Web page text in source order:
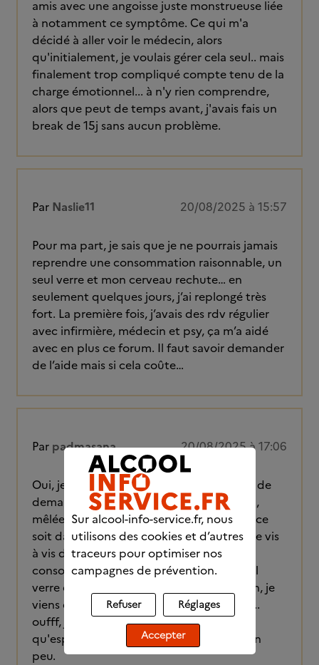
amis avec une angoisse juste monstrueuse liée
à notamment ce symptôme. Ce qui m'a
décidé à aller voir le médecin, alors
qu'initialement, je voulais gérer cela seul.. mais
finalement trop compliqué compte tenu de la
charge émotionnel... à n'y rien comprendre,
alors que peut de temps avant, j'avais fais un
break de 15j sans aucun problème.
Par Naslie11 20/08/2025 à 15:57
Pour ma part, je sais que je ne pourrais jamais
reprendre une consommation raisonnable, un
seul verre et mon cerveau rechute… en
seulement quelques jours, j’ai replongé très
fort. La première fois, j’avais des rdv régulier
avec infirmière, médecin et psy, ça m’a aidé
avec en plus ce forum. Il faut savoir demander
de l’aide mais si cela coûte…
Par padmasana 20/08/2025 à 17:06
Oui, je te confirme que c'est très très dur de
demander de l'aide, cette culpabilisation,
mêlée de honte est très dure à gérer que ce
soit dans notre entourage proche, comme vis
à vis d'inconnus. Sur le modèle de
consommation, je suis comme toi, un seul
verre et c'est le début de la fin. Bon, sinon, je
viens de recevoir les résultats de ma PdS...
oufff, je m'en sors très bien, bien mieux
qu'espéré, je vais pouvoir me détendre un
peu.
Sur alcool-info-service.fr, nous
utilisons des cookies et d’autres
traceurs pour optimiser nos
campagnes de prévention.
Refuser Réglages
Accepter